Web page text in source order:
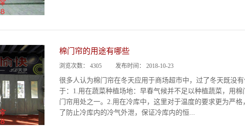
棉门帘的用途有哪些
浏览次数： 4305 发布时间： 2018-10-23
很多人认为棉门帘在冬天应用于商场超市中，过了冬天既没
于：1.用在蔬菜种植场地：早春气候并不足以种植蔬菜，用
门帘用处之一。2.用在冷库中，这里对于温度的要求更为严
了防止冷库内的冷气外泄，保证冷库内的恒...